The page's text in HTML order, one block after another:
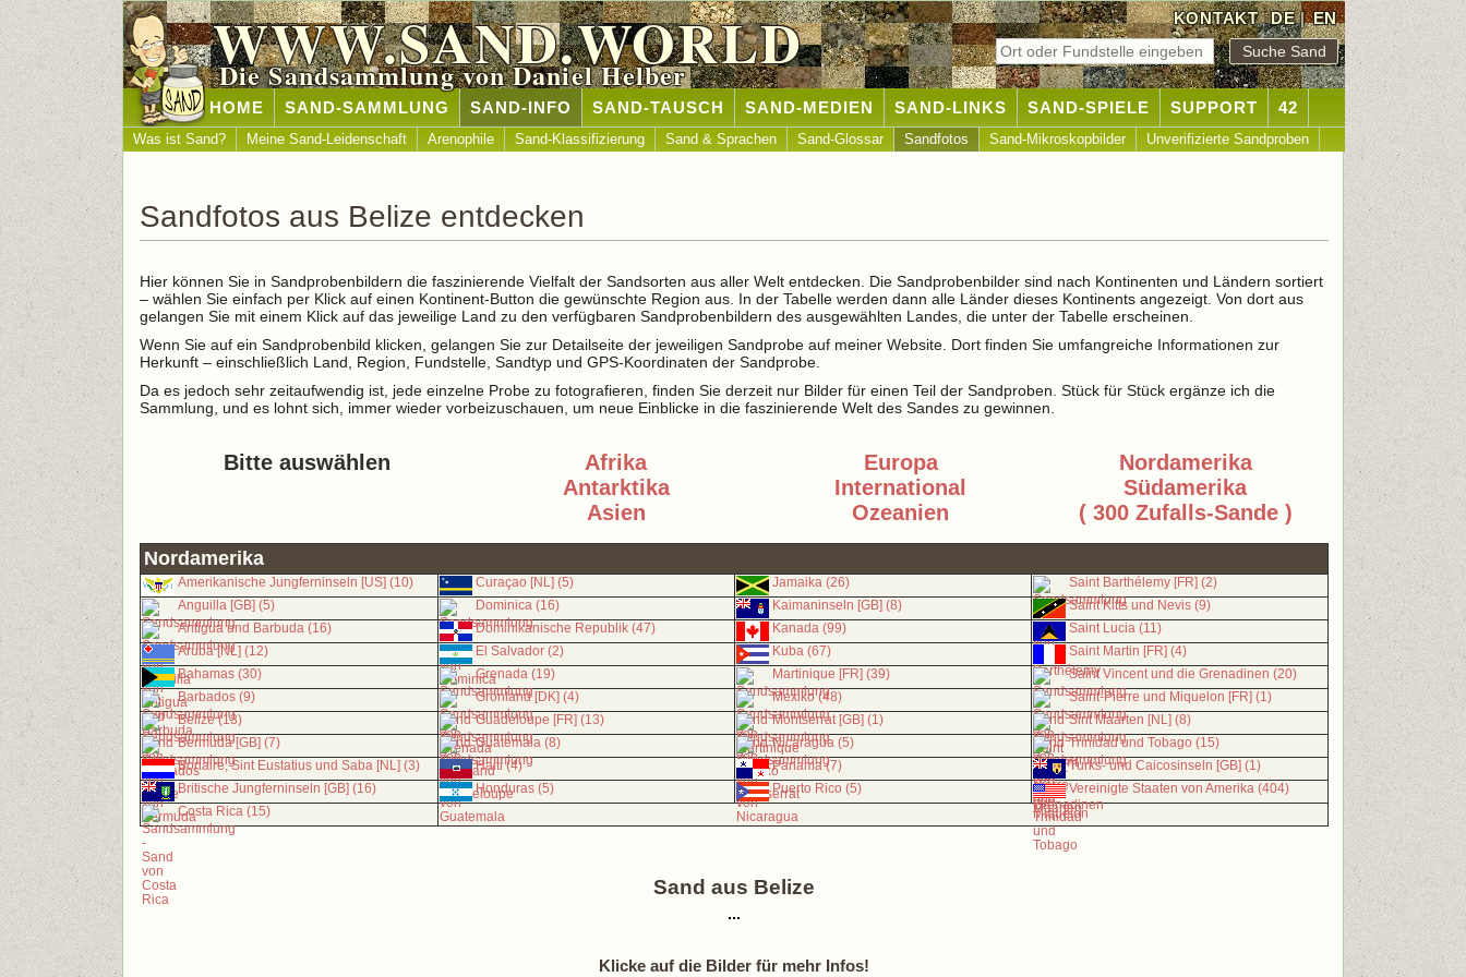
KONTAKT DE|EN
WWW.SAND.WORLD
Die Sandsammlung von Daniel Helber
HOME SAND-SAMMLUNG SAND-INFO SAND-TAUSCH SAND-MEDIEN SAND-LINKS SAND-SPIELE SUPPORT 42
Was ist Sand? Meine Sand-Leidenschaft Arenophile Sand-Klassifizierung Sand & Sprachen Sand-Glossar Sandfotos Sand-Mikroskopbilder Unverifizierte Sandproben
Sandfotos aus Belize entdecken
Hier können Sie in Sandprobenbildern die faszinierende Vielfalt der Sandsorten aus aller Welt entdecken. Die Sandprobenbilder sind nach Kontinenten und Ländern sortiert
– wählen Sie einfach per Klick auf einen Kontinent-Button die gewünschte Region aus. In der Tabelle werden dann alle Länder dieses Kontinents angezeigt. Von dort aus
gelangen Sie mit einem Klick auf das jeweilige Land zu den verfügbaren Sandprobenbildern des ausgewählten Landes, die unter der Tabelle erscheinen.
Wenn Sie auf ein Sandprobenbild klicken, gelangen Sie zur Detailseite der jeweiligen Sandprobe auf meiner Website. Dort finden Sie umfangreiche Informationen zur
Herkunft – einschließlich Land, Region, Fundstelle, Sandtyp und GPS-Koordinaten der Sandprobe.
Da es jedoch sehr zeitaufwendig ist, jede einzelne Probe zu fotografieren, finden Sie derzeit nur Bilder für einen Teil der Sandproben. Stück für Stück ergänze ich die
Sammlung, und es lohnt sich, immer wieder vorbeizuschauen, um neue Einblicke in die faszinierende Welt des Sandes zu gewinnen.
Bitte auswählen Afrika Europa
Nordamerika
Antarktika
International
Südamerika
Asien
Ozeanien ( 300 Zufalls-Sande )
Nordamerika
Amerikanische Jungferninseln [US] (10) Curaçao [NL] (5) Jamaika (26)
Saint Barthélemy [FR] (2)
Anguilla [GB] (5)
Dominica (16) Kaimaninseln [GB] (8)
Saint Kitts und Nevis (9)
Antigua und Barbuda (16)
Dominikanische Republik (47) Kanada (99)
Saint Lucia (11)
Aruba [NL] (12)
El Salvador (2) Kuba (67)
Saint Martin [FR] (4)
Bahamas (30)
Grenada (19) Martinique [FR] (39)
Saint Vincent und die Grenadinen (20)
Barbados (9)
Grönland [DK] (4) Mexiko (48)
Saint-Pierre und Miquelon [FR] (1)
Belize (13)
Guadeloupe [FR] (13) Montserrat [GB] (1)
Sint Maarten [NL] (8)
Bermuda [GB] (7)
Guatemala (8) Nicaragua (5)
Trinidad und Tobago (15)
Bonaire, Sint Eustatius und Saba [NL] (3)
Haiti (4) Panama (7)
Turks- und Caicosinseln [GB] (1)
Britische Jungferninseln [GB] (16)
Honduras (5) Puerto Rico (5)
Vereinigte Staaten von Amerika (404)
Costa Rica (15)
Sand aus Belize
Klicke auf die Bilder für mehr Infos!